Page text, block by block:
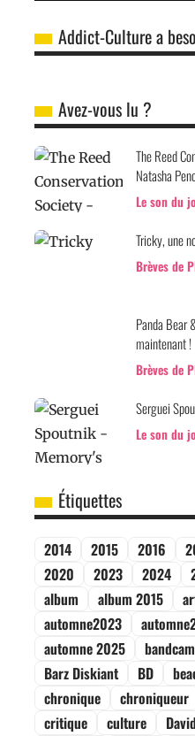
Addict-Culture a
Avez-vous lu ?
The Reed
Natasha
Le son du
Tricky, une
Brèves de
Panda Bear
maintenant !
Brèves de
Serguei
Le son du
Étiquettes
2014 2015 2016
2020
2023 2024
album
album 2015
automne2023
automne 2025
Barz Diskiant
BD
chronique
chroniqueur
critique
culture